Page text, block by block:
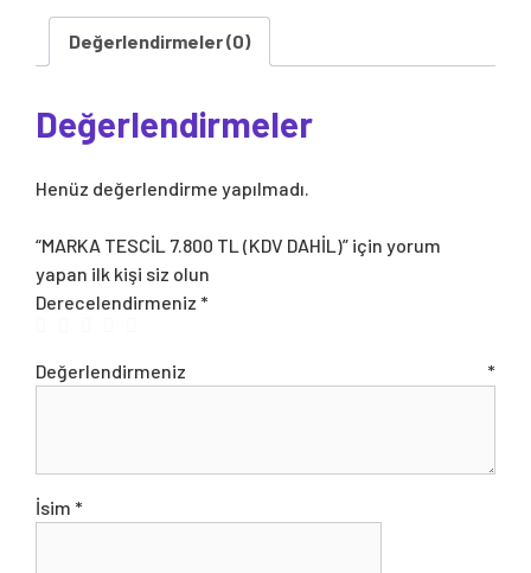
DAHİL)
adetDeğerlendirmeler (0)
Değerlendirmeler
Henüz değerlendirme yapılmadı.
“MARKA TESCİL 7.800 TL (KDV DAHİL)” için yorum
yapan ilk kişi siz olun
Derecelendirmeniz *
Değerlendirmeniz *
İsim *